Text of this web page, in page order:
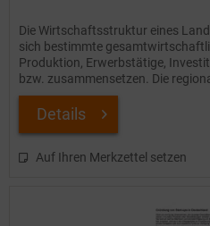
Die Wirtschaftsstruktur eines
sich bestimmte
Produktion, Erwerbstätige,
bzw. zusammensetzen. Die
Details
Auf Ihren Merkzettel setzen